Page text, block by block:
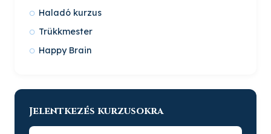
Haladó kurzus
Trükkmester
Happy Brain
Jelentkezés kurzusokra